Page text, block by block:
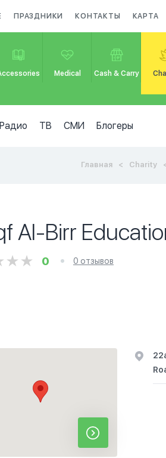
ПРАЗДНИКИ КОНТАКТЫ КАРТА
Medical Cash & Carry
Радио ТВ СМИ Блогеры
Главная Charity
Al-Birr
0 0 отзывов